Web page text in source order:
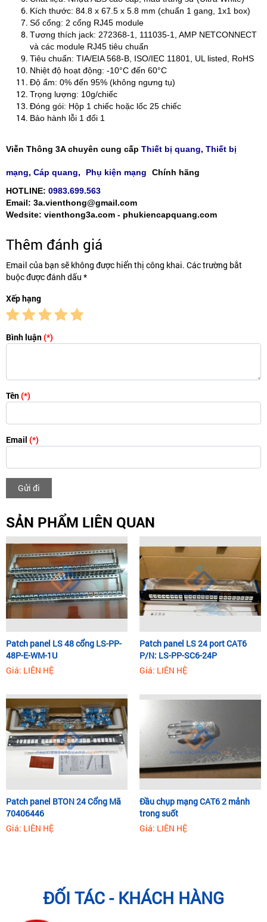
Kích thước: 84.8 x 67.5 x 5.8 mm (chuẩn 1 gang, 1x1 box)
Số cổng: 2 cổng RJ45 module
Tương thích jack: 272368-1, 111035-1, AMP NETCONNECT
và các module RJ45 tiêu chuẩn
Tiêu chuẩn: TIA/EIA 568-B, ISO/IEC 11801, UL listed, RoHS
Nhiệt độ hoạt động: -10°C đến 60°C
Độ ẩm: 0% đến 95% (không ngưng tụ)
Trọng lượng: 10g/chiếc
Đóng gói: Hộp 1 chiếc hoặc lốc 25 chiếc
Bảo hành lỗi 1 đổi 1
Viễn Thông 3A chuyên cung cấp Thiết bị quang, Thiết bị
mạng, Cáp quang, Phụ kiện mạng
Chính hãng
HOTLINE: 0983.699.563
Email: 3a.vienthong@gmail.com
Wedsite: vienthong3a.com - phukiencapquang.com
Thêm đánh giá
Email của bạn sẽ không được hiển thị công khai. Các trường bắt
buộc được đánh dấu *
Xếp hạng
Bình luận(*)
Tên(*)
Email (*)
Gửi đi
SẢN PHẨM LIÊN QUAN
Patch panel LS 48 cổng LS-PP-
48P-E-WM-1U
Giá: LIÊN HỆ
Patch panel LS 24 port CAT6
P/N: LS-PP-SC6-24P
Giá: LIÊN HỆ
Patch panel BTON 24 Cổng Mã
70406446
Giá: LIÊN HỆ
Đầu chụp mạng CAT6 2 mảnh
trong suốt
Giá: LIÊN HỆ
ĐỐI TÁC - KHÁCH HÀNG